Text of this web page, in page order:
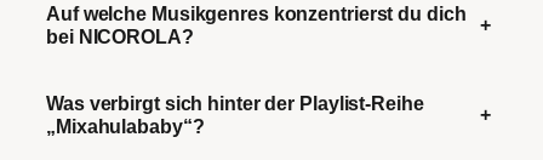
Auf welche Musikgenres konzentrierst du dich
bei NICOROLA?
+
Was verbirgt sich hinter der Playlist-Reihe
„Mixahulababy“?
+